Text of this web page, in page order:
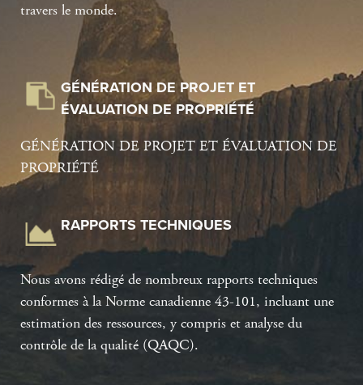
travers le monde.
GÉNÉRATION DE PROJET ET
ÉVALUATION DE PROPRIÉTÉ
GÉNÉRATION DE PROJET ET ÉVALUATION DE
PROPRIÉTÉ
RAPPORTS TECHNIQUES
Nous avons rédigé de nombreux rapports techniques
conformes à la Norme canadienne 43-101, incluant une
estimation des ressources, y compris et analyse du
contrôle de la qualité (QAQC).